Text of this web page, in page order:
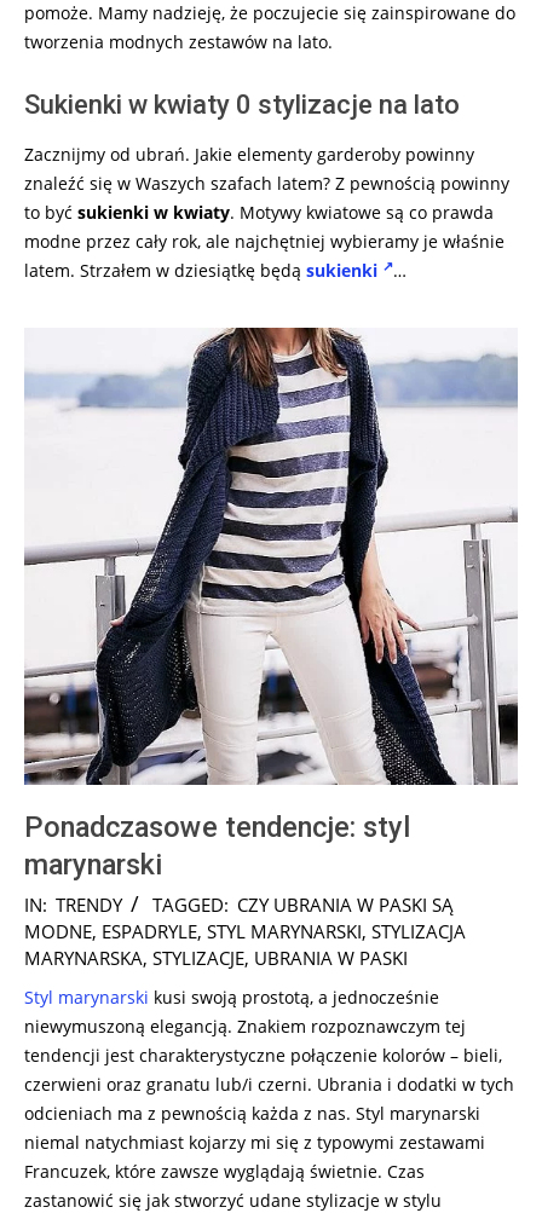
pomoże. Mamy nadzieję, że poczujecie się zainspirowane do
tworzenia modnych zestawów na lato.
Sukienki w kwiaty 0 stylizacje na lato
Zacznijmy od ubrań. Jakie elementy garderoby powinny
znaleźć się w Waszych szafach latem? Z pewnością powinny
to być sukienki w kwiaty. Motywy kwiatowe są co prawda
modne przez cały rok, ale najchętniej wybieramy je właśnie
latem. Strzałem w dziesiątkę będą sukienki …
Ponadczasowe tendencje: styl
marynarski
2024-
10-
01
IN: TRENDY TAGGED: CZY UBRANIA W PASKI SĄ
MODNE, ESPADRYLE, STYL MARYNARSKI, STYLIZACJA
MARYNARSKA, STYLIZACJE, UBRANIA W PASKI
Styl marynarski kusi swoją prostotą, a jednocześnie
niewymuszoną elegancją. Znakiem rozpoznawczym tej
tendencji jest charakterystyczne połączenie kolorów – bieli,
czerwieni oraz granatu lub/i czerni. Ubrania i dodatki w tych
odcieniach ma z pewnością każda z nas. Styl marynarski
niemal natychmiast kojarzy mi się z typowymi zestawami
Francuzek, które zawsze wyglądają świetnie. Czas
zastanowić się jak stworzyć udane stylizacje w stylu